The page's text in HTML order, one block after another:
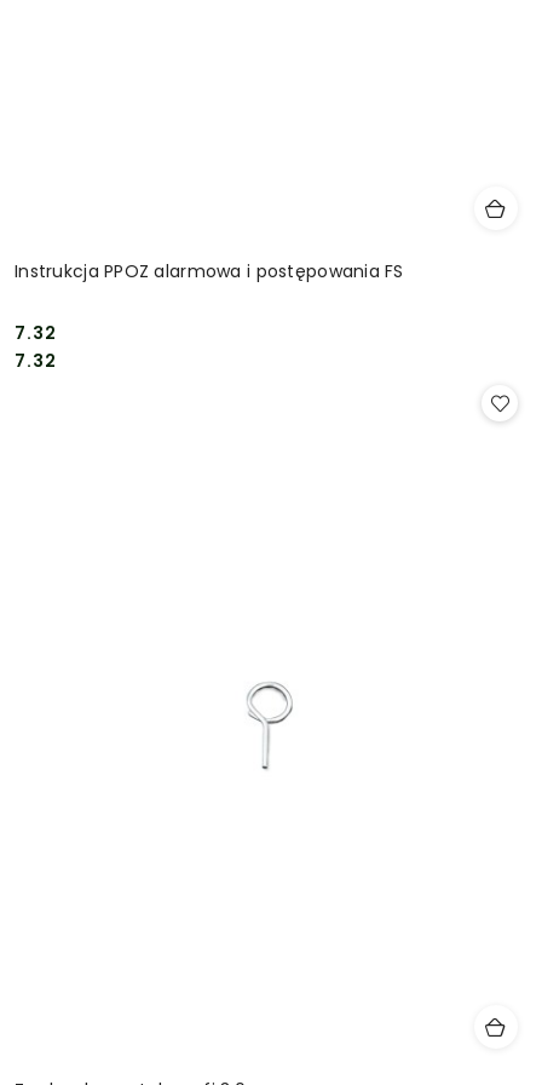
Instrukcja PPOZ alarmowa i postępowania FS
Cena:
7.32
Cena:
7.32